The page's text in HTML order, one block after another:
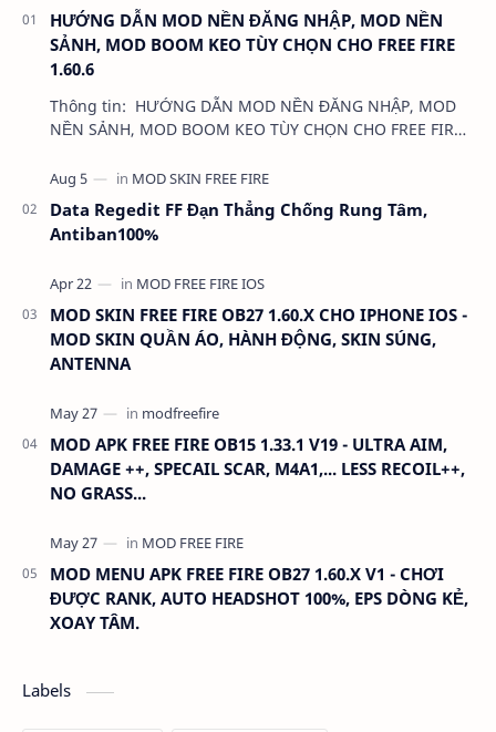
HƯỚNG DẪN MOD NỀN ĐĂNG NHẬP, MOD NỀN
SẢNH, MOD BOOM KEO TÙY CHỌN CHO FREE FIRE
1.60.6
Thông tin: HƯỚNG DẪN MOD NỀN ĐĂNG NHẬP, MOD
NỀN SẢNH, MOD BOOM KEO TÙY CHỌN CHO FREE FIRE
Data Regedit FF Đạn Thẳng Chống Rung Tâm,
Antiban100%
MOD SKIN FREE FIRE OB27 1.60.X CHO IPHONE IOS -
MOD SKIN QUẦN ÁO, HÀNH ĐỘNG, SKIN SÚNG,
ANTENNA
MOD APK FREE FIRE OB15 1.33.1 V19 - ULTRA AIM,
DAMAGE ++, SPECAIL SCAR, M4A1,... LESS RECOIL++,
NO GRASS...
MOD MENU APK FREE FIRE OB27 1.60.X V1 - CHƠI
ĐƯỢC RANK, AUTO HEADSHOT 100%, EPS DÒNG KẺ,
XOAY TÂM.
Labels